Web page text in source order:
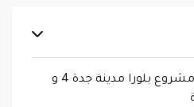
شقق للبيع في حي الربوة مشروع بلورا مدينة جدة 4 و